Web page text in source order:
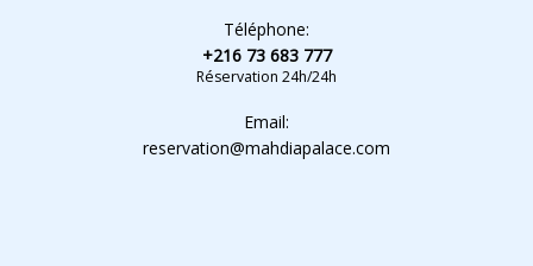
Téléphone:
+216 73 683 777
Réservation 24h/24h
Email:
reservation@mahdiapalace.com